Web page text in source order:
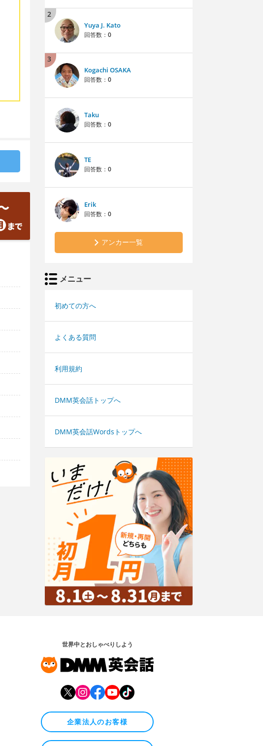
2
Yuya J. Kato
回答数： 0
3
Kogachi OSAKA
回答数： 0
Taku
回答数： 0
TE
回答数： 0
Erik
回答数： 0
アンカー一覧
メニュー
初めての方へ
よくある質問
利用規約
DMM英会話トップへ
DMM英会話Wordsトップへ
世界中とおしゃべりしよう
企業法人のお客様